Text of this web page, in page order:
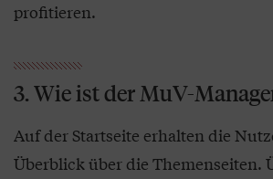
profitieren.
3. Wie ist der MuV-
Auf der Startseite erhalten die
Überblick über die Themenseiten.